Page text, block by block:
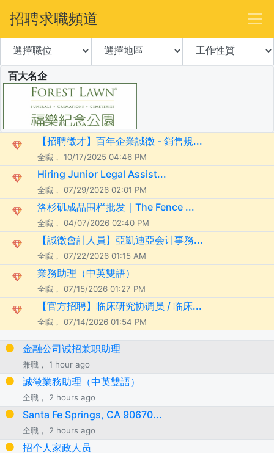
招聘求職頻道
百大名企
【招聘徵才】百年企業誠徵 - 銷售規...
全職， 10/17/2025 04:46 PM
Hiring Junior Legal Assist...
全職， 07/29/2026 02:01 PM
洛杉矶成品围栏批发｜The Fence ...
全職， 04/07/2026 02:40 PM
【誠徵會計人員】亞凱迪亞会计事務...
全職， 07/22/2026 01:15 AM
業務助理（中英雙語）
全職， 07/15/2026 01:27 PM
【官方招聘】临床研究协调员 / 临床...
全職， 07/14/2026 01:54 PM
金融公司诚招兼职助理
兼職， 1 hour ago
誠徵業務助理（中英雙語）
全職， 2 hours ago
Santa Fe Springs, CA 90670...
全職， 2 hours ago
招个人家政人员